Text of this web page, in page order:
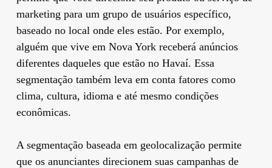
marketing para um grupo de usuários específico,
baseado no local onde eles estão. Por exemplo,
alguém que vive em Nova York receberá anúncios
diferentes daqueles que estão no Havaí. Essa
segmentação também leva em conta fatores como
clima, cultura, idioma e até mesmo condições
econômicas.
A segmentação baseada em geolocalização permite
que os anunciantes direcionem suas campanhas de